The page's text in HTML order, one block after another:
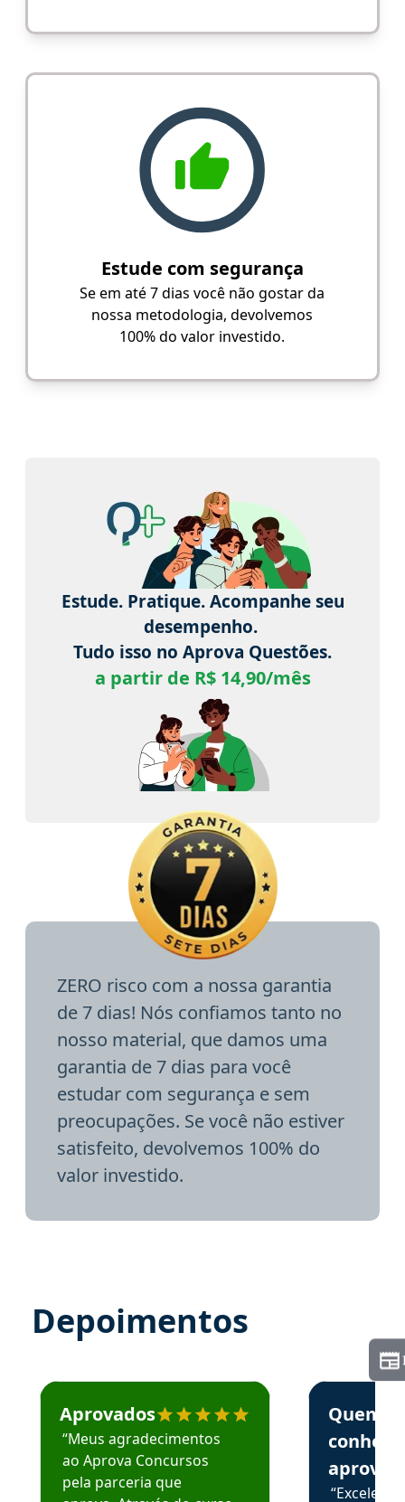
Estude com segurança
Se em até 7 dias você não gostar da
nossa metodologia, devolvemos
100% do valor investido.
Estude. Pratique. Acompanhe seu
desempenho.
Tudo isso no Aprova Questões.
a partir de R$ 14,90/mês
ZERO risco com a nossa garantia
de 7 dias! Nós confiamos tanto no
nosso material, que damos uma
garantia de 7 dias para você
estudar com segurança e sem
preocupações. Se você não estiver
satisfeito, devolvemos 100% do
valor investido.
Depoimentos
Estudante José recomenda o Aprova Concursos em
Aprovados
“Meus agradecimentos
ao Aprova Concursos
pela parceria que
Estudante
Quem
aprova